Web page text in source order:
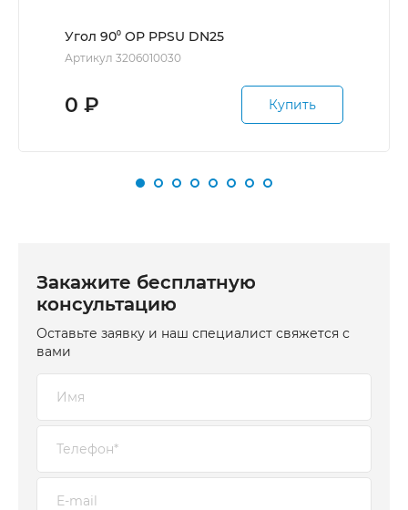
Угол 90⁰ ОР PPSU DN25
Артикул 3206010030
0 ₽ Купить
Закажите бесплатную
консультацию
Оставьте заявку и наш специалист свяжется с
вами